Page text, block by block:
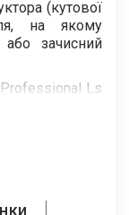
(кутової
на якому
або зачисний
Ls